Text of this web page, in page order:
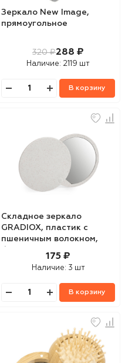
Зеркало New Image,
прямоугольное
320 ₽288 ₽
Наличие: 2119 шт
В корзину
Складное зеркало
GRADIOX, пластик с
пшеничным волокном,
175 ₽
Наличие: 3 шт
В корзину